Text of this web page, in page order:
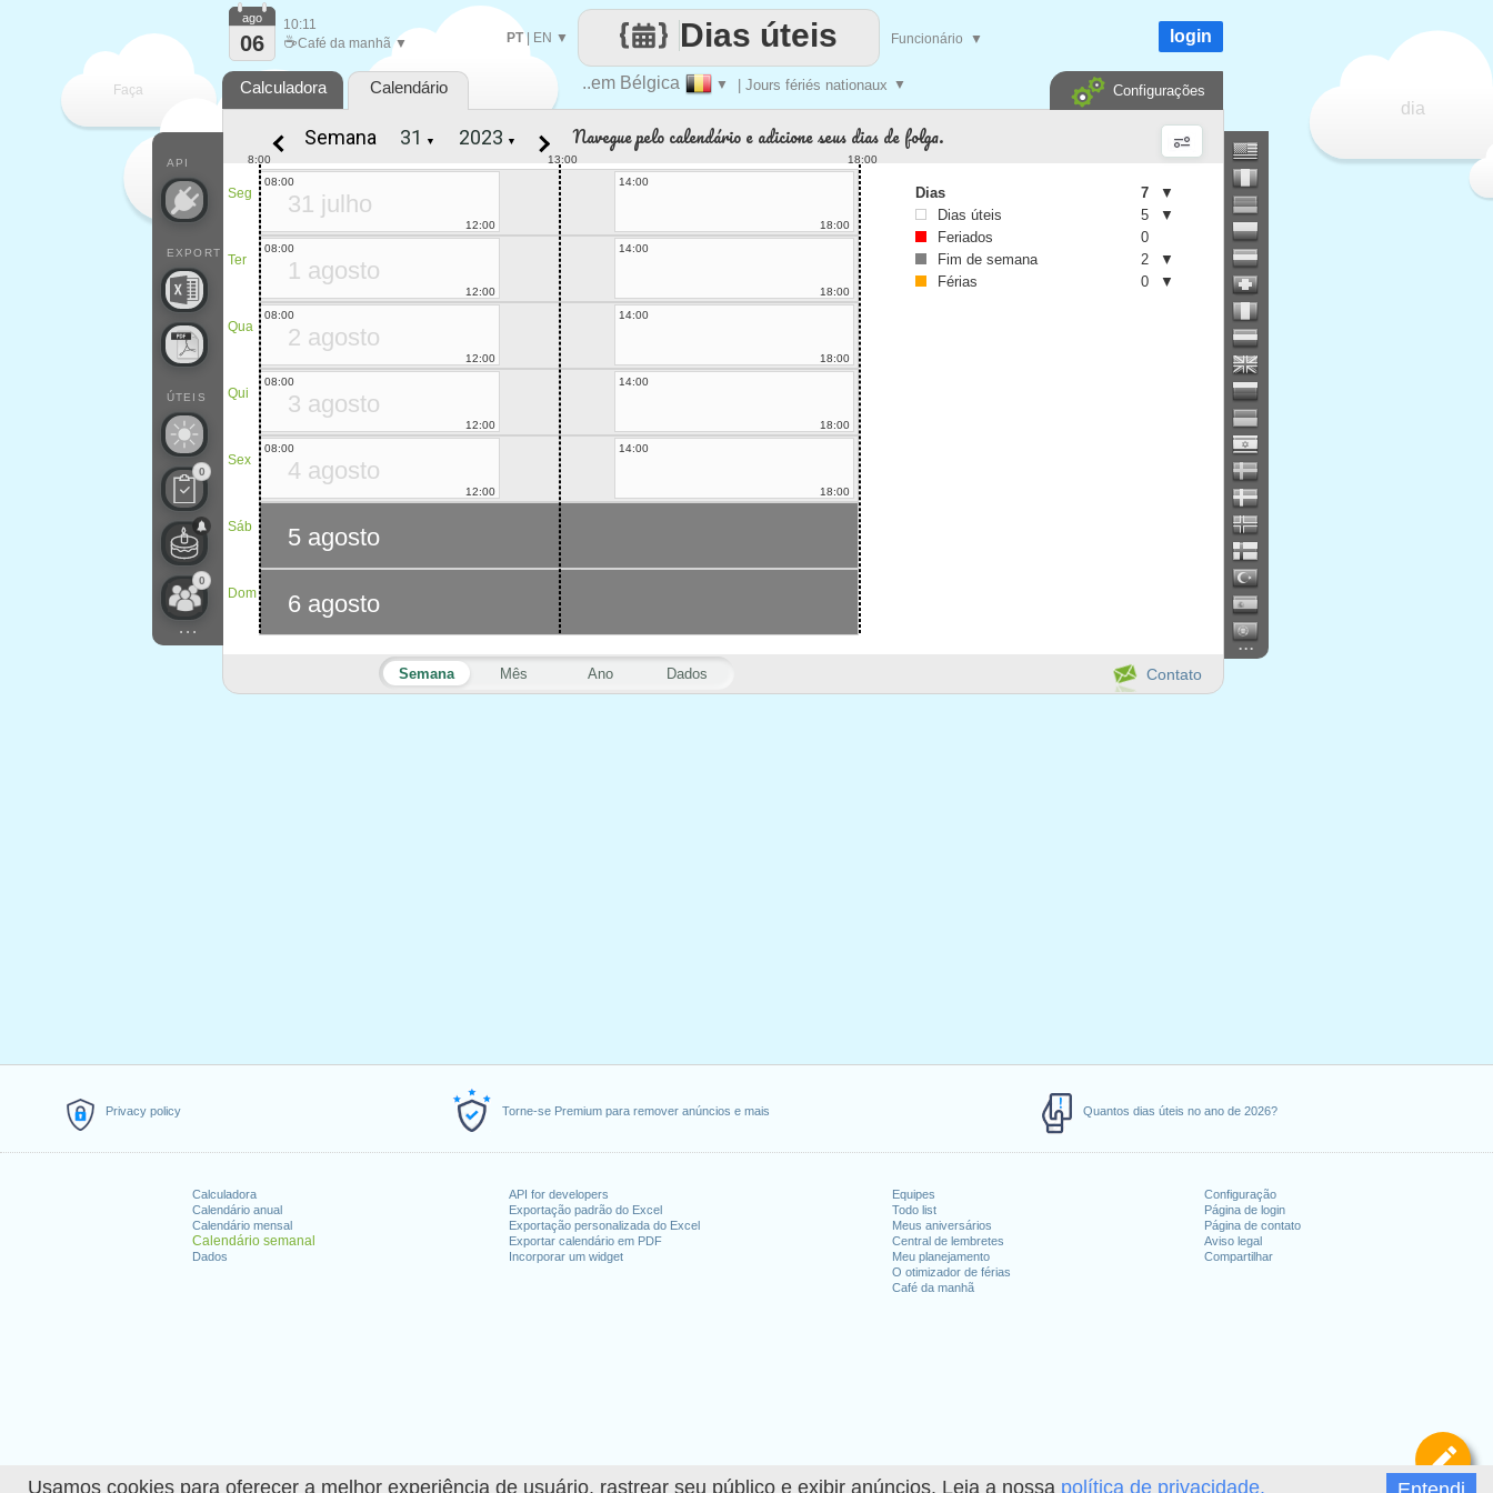
Usamos cookies para oferecer a melhor experiência de usuário, rastrear seu público e exibir anúncios. Leia a nossa política de privacidade.
Privacy policy Torne-se Premium para remover anúncios e mais Quantos dias úteis no ano de 2026?
Calculadora
Calendário anual
Calendário mensal
Calendário semanal
Dados
API for developers
Exportação padrão do Excel
Exportação personalizada do Excel
Exportar calendário em PDF
Incorporar um widget
Equipes
Todo list
Meus aniversários
Central de lembretes
Meu planejamento
O otimizador de férias
Café da manhã
Configuração
Página de login
Página de contato
Aviso legal
Compartilhar
Faça
cada
dia
..em Bélgica ▼ | Jours fériés nationaux ▼
Dias úteis
PT| EN ▼ Funcionário ▼
API
EXPORT
ÚTEIS
0
0
...
ago
06
10:11
☕Café da manhã ▼ login
Calculadora Calendário Configurações
...
Contato
Semana Mês Ano Dados
Semana ▼ ▼ Navegue pelo calendário e adicione seus dias de folga.
Seg
Ter
Qua
Qui
Sex
Sáb
Dom
13:00
8:00 18:00
31 julho
08:00
12:00
14:00
18:00
1 agosto
08:00
12:00
14:00
18:00
2 agosto
08:00
12:00
14:00
18:00
3 agosto
08:00
12:00
14:00
18:00
4 agosto
08:00
12:00
14:00
18:00
5 agosto
6 agosto
Dias 7
▼
Dias úteis
5
▼
Feriados
0
Fim de semana
2
▼
Férias
0 ▼